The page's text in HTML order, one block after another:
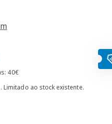
40€
Limitado ao stock existente.
5 estrelas. Total de